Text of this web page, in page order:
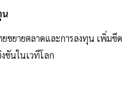
น
ขยายตลาดและการลงทุน เพิ่มขีด
ขันในเวทีโลก